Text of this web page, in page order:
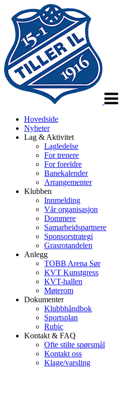
Hovedside
Nyheter
Lag & Aktivitet
Lagledelse
For trenere
For foreldre
Banekalender
Arrangementer
Klubben
Innmelding
Vår organisasjon
Dommere
Samarbeidspartnere
Sponsorstrategi
Grasrotandelen
Anlegg
TOBB Arena Sør
KVT Kunstgress
KVT-hallen
Møterom
Dokumenter
Klubbhåndbok
Sportsplan
Rubic
Kontakt & FAQ
Ofte stilte spørsmål
Kontakt oss
Klage/varsling